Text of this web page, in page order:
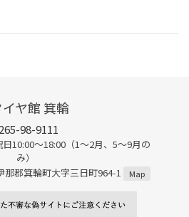
イヤ館 箕輪
98-9111
10:00～18:00（1～2月、5～9月の
み）
郡箕輪町大字三日町964-1
Map